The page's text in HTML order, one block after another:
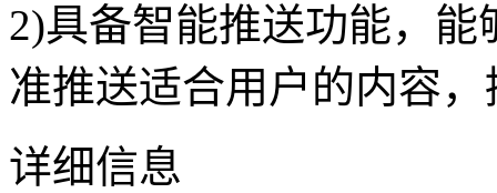
2)具备智能推送功能，
准推送适合用户的内容
详细信息